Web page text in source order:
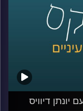
דיוויס